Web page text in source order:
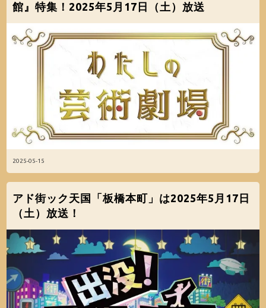
2025-05-15
館』特集！2025年5月17日（土）放送
アド街ック天国「板橋本町」は2025年5月17日
（土）放送！